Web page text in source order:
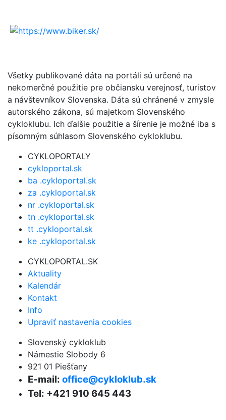
Všetky publikované dáta na portáli sú určené na
nekomerčné použitie pre občiansku verejnosť, turistov
a návštevníkov Slovenska. Dáta sú chránené v zmysle
autorského zákona, sú majetkom Slovenského
cykloklubu. Ich ďalšie použitie a šírenie je možné iba s
písomným súhlasom Slovenského cykloklubu.
CYKLOPORTALY
cykloportal.sk
ba .cykloportal.sk
za .cykloportal.sk
nr .cykloportal.sk
tn .cykloportal.sk
tt .cykloportal.sk
ke .cykloportal.sk
CYKLOPORTAL.SK
Aktuality
Kalendár
Kontakt
Info
Upraviť nastavenia cookies
Slovenský cykloklub
Námestie Slobody 6
921 01 Piešťany
E-mail: office@cykloklub.sk
Tel: +421 910 645 443